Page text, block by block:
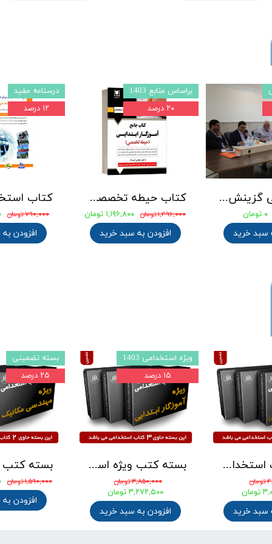
۷۹۰,۰۰۰ تومان
افزودن
درسنامه مفید
۱۲ درصد
کتاب حیطه تخصصی آزمون استخدامی آموزگار ابتدایی انتشارات آرسا
۱,۴۹۶,۰۰۰ تومان ۱,۱۹۶,۸۰۰ تومان
افزودن به سبد خرید
براساس منابع 1403
۲۰ درصد
جزوه طلایی گزینش استخدامی
۰ تومان
سبد خرید
۱,۵۹۰,۰۰۰ تومان
افزودن
بسته تضمینی
۲۵ درصد
بسته کتب ویژه استخدامی آموزگار ابتدایی مدرسان شریف 1405
۳,۸۵۰,۰۰۰ تومان
۳,۲۷۲,۵۰۰ تومان
افزودن به سبد خرید
ویژه استخدامی 1403
۱۵ درصد
بسته کتب استخدامی دبیری هنر ( دبیر فرهنگ و هنر ) آزمون آموزش و پرورش 1405
سبد خرید